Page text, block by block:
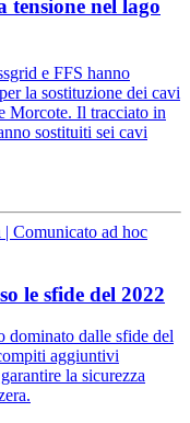
nel lago
e FFS hanno
la sostituzione dei cavi
Morcote. Il tracciato in
sostituiti sei cavi
| Comunicato ad hoc
le sfide del 2022
dominato dalle sfide del
aggiuntivi
la sicurezza